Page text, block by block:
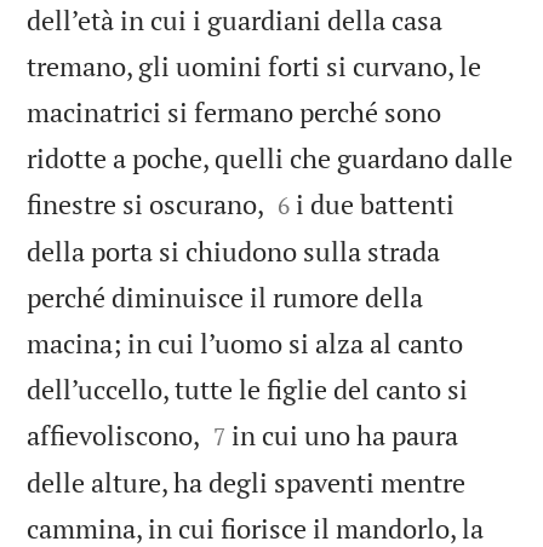
dell’età in cui i guardiani della casa
tremano, gli uomini forti si curvano, le
macinatrici si fermano perché sono
ridotte a poche, quelli che guardano dalle
finestre si oscurano, 

6 i due battenti
della porta si chiudono sulla strada
perché diminuisce il rumore della
macina; in cui l’uomo si alza al canto
dell’uccello, tutte le figlie del canto si
affievoliscono, 

7 in cui uno ha paura
delle alture, ha degli spaventi mentre
cammina, in cui fiorisce il mandorlo, la